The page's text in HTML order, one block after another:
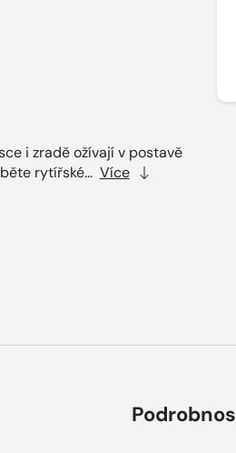
i zradě ožívají v postavě
rytířské... Více